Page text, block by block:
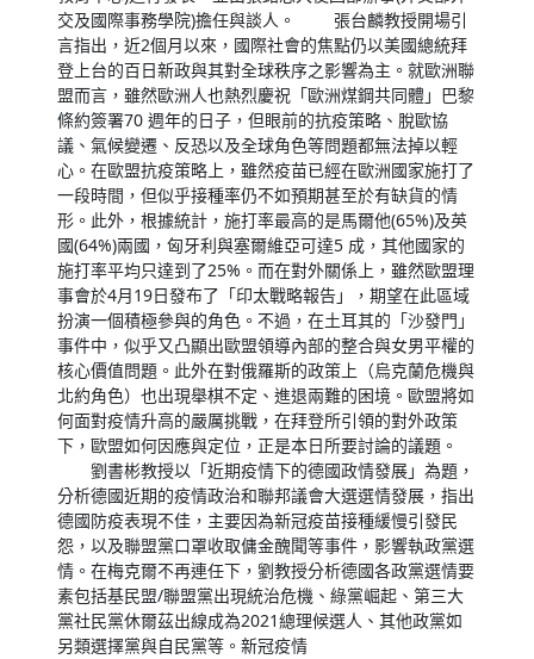
交及國際事務學院)擔任與談人。 張台麟教授開場引
言指出，近2個月以來，國際社會的焦點仍以美國總統拜
登上台的百日新政與其對全球秩序之影響為主。就歐洲聯
盟而言，雖然歐洲人也熱烈慶祝「歐洲煤鋼共同體」巴黎
條約簽署70 週年的日子，但眼前的抗疫策略、脫歐協
議、氣候變遷、反恐以及全球角色等問題都無法掉以輕
心。在歐盟抗疫策略上，雖然疫苗已經在歐洲國家施打了
一段時間，但似乎接種率仍不如預期甚至於有缺貨的情
形。此外，根據統計，施打率最高的是馬爾他(65%)及英
國(64%)兩國，匈牙利與塞爾維亞可達5 成，其他國家的
施打率平均只達到了25%。而在對外關係上，雖然歐盟理
事會於4月19日發布了「印太戰略報告」，期望在此區域
扮演一個積極參與的角色。不過，在土耳其的「沙發門」
事件中，似乎又凸顯出歐盟領導內部的整合與女男平權的
核心價值問題。此外在對俄羅斯的政策上（烏克蘭危機與
北約角色）也出現舉棋不定、進退兩難的困境。歐盟將如
何面對疫情升高的嚴厲挑戰，在拜登所引領的對外政策
下，歐盟如何因應與定位，正是本日所要討論的議題。
劉書彬教授以「近期疫情下的德國政情發展」為題，
分析德國近期的疫情政治和聯邦議會大選選情發展，指出
德國防疫表現不佳，主要因為新冠疫苗接種緩慢引發民
怨，以及聯盟黨口罩收取傭金醜聞等事件，影響執政黨選
情。在梅克爾不再連任下，劉教授分析德國各政黨選情要
素包括基民盟/聯盟黨出現統治危機、綠黨崛起、第三大
黨社民黨休爾茲出線成為2021總理候選人、其他政黨如
另類選擇黨與自民黨等。新冠疫情